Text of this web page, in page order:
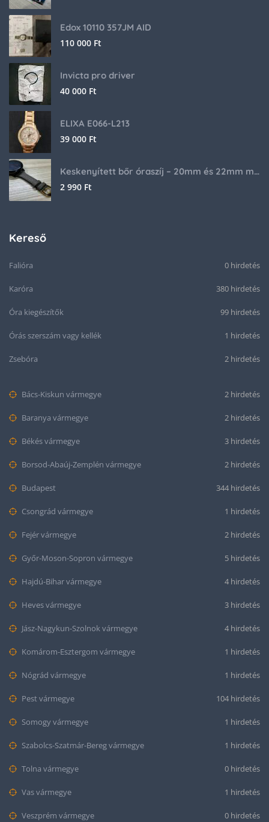
Edox 10110 357JM AID
110 000 Ft
Invicta pro driver
40 000 Ft
ELIXA E066-L213
39 000 Ft
Keskenyített bőr óraszíj – 20mm és 22mm méretben
2 990 Ft
Kereső
Falióra 0 hirdetés
Karóra 380 hirdetés
Óra kiegészítők 99 hirdetés
Órás szerszám vagy kellék 1 hirdetés
Zsebóra 2 hirdetés
Bács-Kiskun vármegye 2 hirdetés
Baranya vármegye 2 hirdetés
Békés vármegye 3 hirdetés
Borsod-Abaúj-Zemplén vármegye 2 hirdetés
Budapest 344 hirdetés
Csongrád vármegye 1 hirdetés
Fejér vármegye 2 hirdetés
Győr-Moson-Sopron vármegye 5 hirdetés
Hajdú-Bihar vármegye 4 hirdetés
Heves vármegye 3 hirdetés
Jász-Nagykun-Szolnok vármegye 4 hirdetés
Komárom-Esztergom vármegye 1 hirdetés
Nógrád vármegye 1 hirdetés
Pest vármegye 104 hirdetés
Somogy vármegye 1 hirdetés
Szabolcs-Szatmár-Bereg vármegye 1 hirdetés
Tolna vármegye 0 hirdetés
Vas vármegye 1 hirdetés
Veszprém vármegye 0 hirdetés